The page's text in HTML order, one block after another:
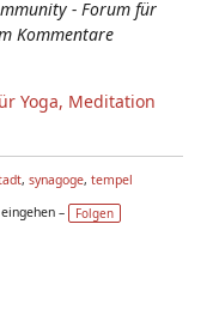
- Forum für
Kommentare
Yoga, Meditation
, synagoge, tempel
–
Folgen